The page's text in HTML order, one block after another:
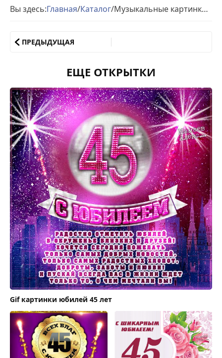
Вы здесь:Главная/Каталог/ Музыкальные картинки юбилей 45 лет
ПРЕДЫДУЩАЯ
ЕЩЕ ОТКРЫТКИ
Gif картинки юбилей 45 лет